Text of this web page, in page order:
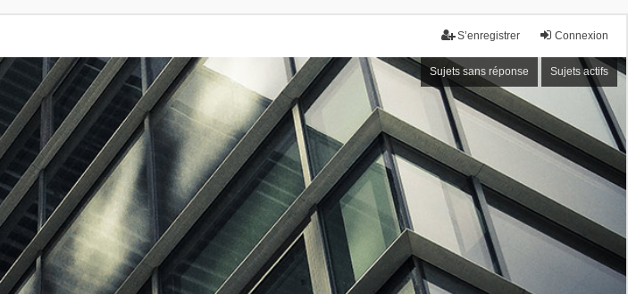
Connexion
S’enregistrer
Sujets sans réponse Sujets actifs